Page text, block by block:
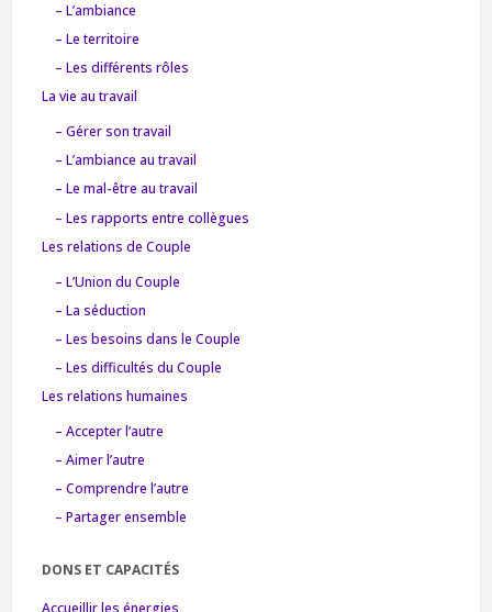
– L’ambiance
– Le territoire
– Les différents rôles
La vie au travail
– Gérer son travail
– L’ambiance au travail
– Le mal-être au travail
– Les rapports entre collègues
Les relations de Couple
– L’Union du Couple
– La séduction
– Les besoins dans le Couple
– Les difficultés du Couple
Les relations humaines
– Accepter l’autre
– Aimer l’autre
– Comprendre l’autre
– Partager ensemble
DONS ET CAPACITÉS
Accueillir les énergies